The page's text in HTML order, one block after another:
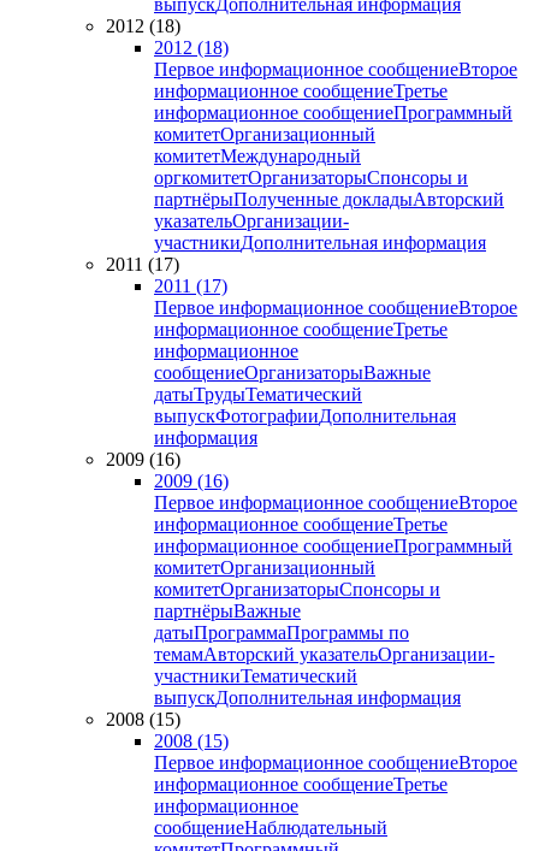
выпускДополнительная информация
2012 (18)
2012 (18)
Первое информационное сообщениеВторое
информационное сообщениеТретье
информационное сообщениеПрограммный
комитетОрганизационный
комитетМеждународный
оргкомитетОрганизаторыСпонсоры и
партнёрыПолученные докладыАвторский
указательОрганизации-
участникиДополнительная информация
2011 (17)
2011 (17)
Первое информационное сообщениеВторое
информационное сообщениеТретье
информационное
сообщениеОрганизаторыВажные
датыТрудыТематический
выпускФотографииДополнительная
информация
2009 (16)
2009 (16)
Первое информационное сообщениеВторое
информационное сообщениеТретье
информационное сообщениеПрограммный
комитетОрганизационный
комитетОрганизаторыСпонсоры и
партнёрыВажные
датыПрограммаПрограммы по
темамАвторский указательОрганизации-
участникиТематический
выпускДополнительная информация
2008 (15)
2008 (15)
Первое информационное сообщениеВторое
информационное сообщениеТретье
информационное
сообщениеНаблюдательный